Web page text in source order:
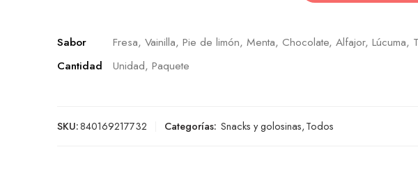
Sabor
Fresa, Vainilla, Pie de limón, Menta, Chocolate, Alfajor, Lúcuma,
Cantidad
Unidad, Paquete
SKU:840169217732 Categorías: Snacks y golosinas,Todos